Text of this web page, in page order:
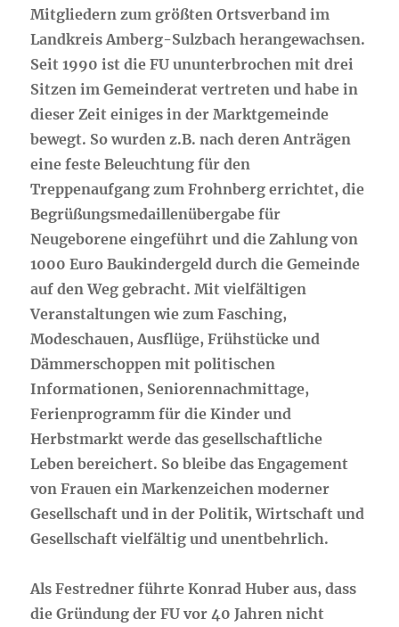
Mitgliedern zum größten Ortsverband im
Landkreis Amberg-Sulzbach herangewachsen.
Seit 1990 ist die FU ununterbrochen mit drei
Sitzen im Gemeinderat vertreten und habe in
dieser Zeit einiges in der Marktgemeinde
bewegt. So wurden z.B. nach deren Anträgen
eine feste Beleuchtung für den
Treppenaufgang zum Frohnberg errichtet, die
Begrüßungsmedaillenübergabe für
Neugeborene eingeführt und die Zahlung von
1000 Euro Baukindergeld durch die Gemeinde
auf den Weg gebracht. Mit vielfältigen
Veranstaltungen wie zum Fasching,
Modeschauen, Ausflüge, Frühstücke und
Dämmerschoppen mit politischen
Informationen, Seniorennachmittage,
Ferienprogramm für die Kinder und
Herbstmarkt werde das gesellschaftliche
Leben bereichert. So bleibe das Engagement
von Frauen ein Markenzeichen moderner
Gesellschaft und in der Politik, Wirtschaft und
Gesellschaft vielfältig und unentbehrlich.
Als Festredner führte Konrad Huber aus, dass
die Gründung der FU vor 40 Jahren nicht